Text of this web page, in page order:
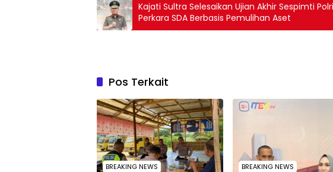
Kajati Sultra Selesaikan Ujian Akhir Sespimti
Perkara SDA Berbasis Pemulihan Aset
Pos Terkait
BREAKING NEWS BREAKING NEWS